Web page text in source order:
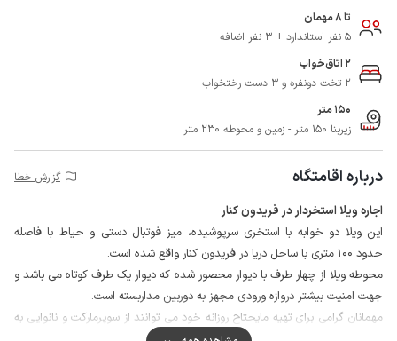
تا 8 مهمان
5 نفر استاندارد + 3 نفر اضافه
2 اتاق‌خواب
2 تخت دونفره و 3 دست رختخواب
150 متر
زیربنا 150 متر - زمین و محوطه 230 متر
درباره اقامتگاه گزارش خطا
اجاره ویلا استخردار در فریدون کنار
این ویلا دو خوابه با استخری سرپوشیده، میز فوتبال دستی و حیاط با فاصله
حدود 100 متری با ساحل دریا در فریدون کنار واقع شده است.
محوطه ویلا از چهار طرف با دیوار محصور شده که دیوار یک طرف کوتاه می باشد و
جهت امنیت بیشتر دروازه ورودی مجهز به دوربین مداربسته است.
مهمانان گرامی برای تهیه مایحتاج روزانه خود می توانند از سوپرمارکت و نانوایی به